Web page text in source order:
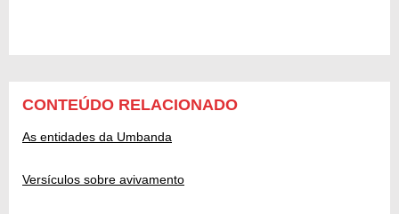
CONTEÚDO RELACIONADO
As entidades da Umbanda
Versículos sobre avivamento